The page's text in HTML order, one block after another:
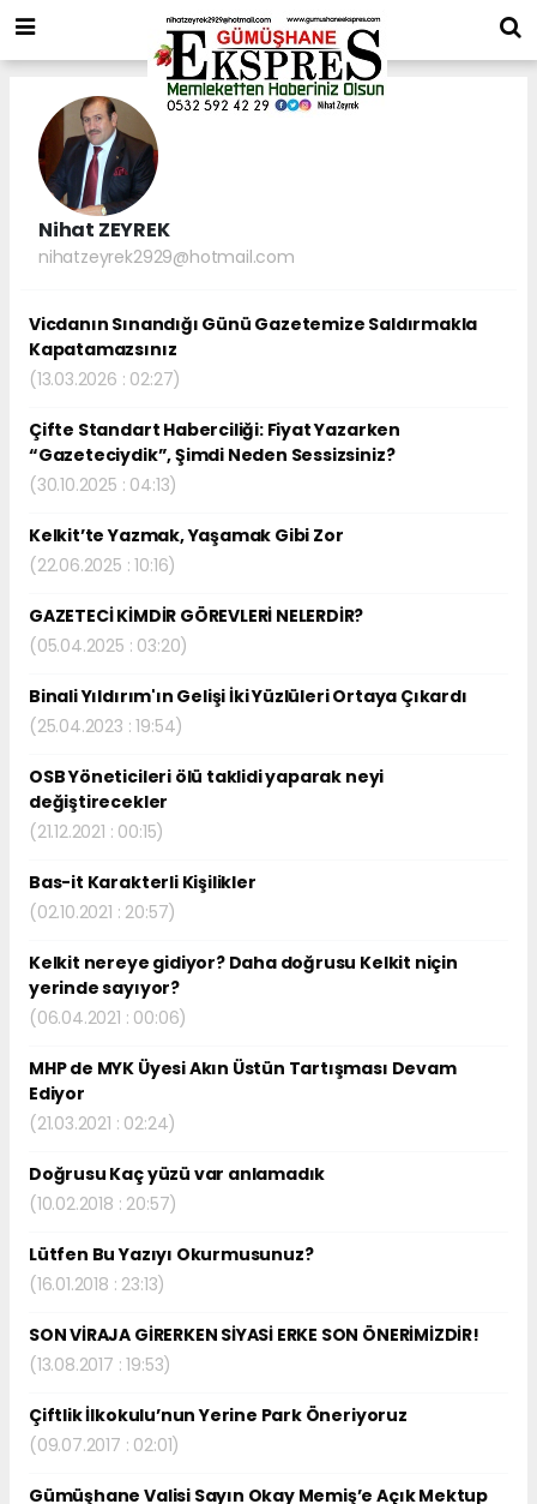
Nihat ZEYREK
nihatzeyrek2929@hotmail.com
Vicdanın Sınandığı Günü Gazetemize Saldırmakla
Kapatamazsınız
(13.03.2026 : 02:27)
Çifte Standart Haberciliği: Fiyat Yazarken
“Gazeteciydik”, Şimdi Neden Sessizsiniz?
(30.10.2025 : 04:13)
Kelkit’te Yazmak, Yaşamak Gibi Zor
(22.06.2025 : 10:16)
GAZETECİ KİMDİR GÖREVLERİ NELERDİR?
(05.04.2025 : 03:20)
Binali Yıldırım'ın Gelişi İki Yüzlüleri Ortaya Çıkardı
(25.04.2023 : 19:54)
OSB Yöneticileri ölü taklidi yaparak neyi
değiştirecekler
(21.12.2021 : 00:15)
Bas-it Karakterli Kişilikler
(02.10.2021 : 20:57)
Kelkit nereye gidiyor? Daha doğrusu Kelkit niçin
yerinde sayıyor?
(06.04.2021 : 00:06)
MHP de MYK Üyesi Akın Üstün Tartışması Devam
Ediyor
(21.03.2021 : 02:24)
Doğrusu Kaç yüzü var anlamadık
(10.02.2018 : 20:57)
Lütfen Bu Yazıyı Okurmusunuz?
(16.01.2018 : 23:13)
SON VİRAJA GİRERKEN SİYASİ ERKE SON ÖNERİMİZDİR!
(13.08.2017 : 19:53)
Çiftlik İlkokulu’nun Yerine Park Öneriyoruz
(09.07.2017 : 02:01)
Gümüşhane Valisi Sayın Okay Memiş’e Açık Mektup